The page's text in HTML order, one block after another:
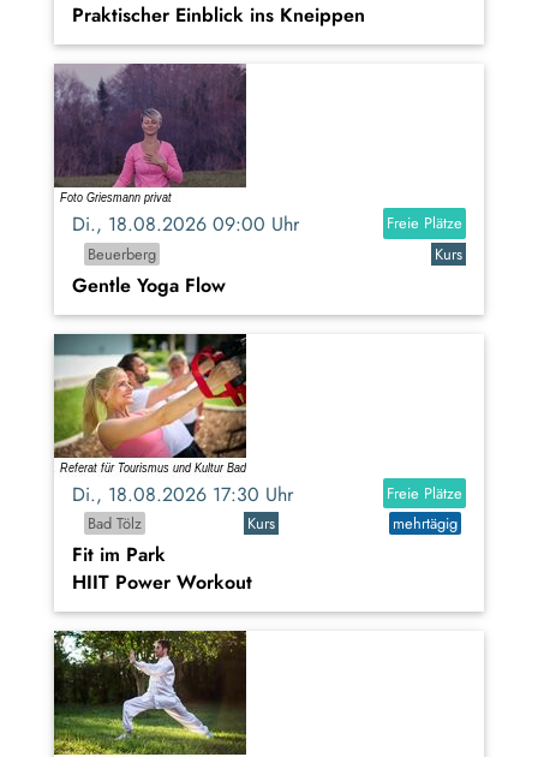
Praktischer Einblick ins Kneippen
Di., 18.08.2026 09:00 Uhr
Freie Plätze
Beuerberg
Kurs
Gentle Yoga Flow
Di., 18.08.2026 17:30 Uhr
Freie Plätze
Bad Tölz
Kurs mehrtägig
Fit im Park
HIIT Power Workout